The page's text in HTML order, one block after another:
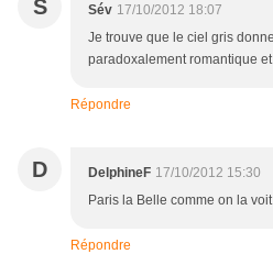
S Sév 17/10/2012 18:07
Je trouve que le ciel gris
paradoxalement romantique
Répondre
D DelphineF 17/10/2012 15:30
Paris la Belle comme on la
Répondre